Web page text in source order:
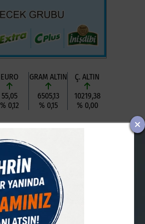
EURO
55,05
% 0,12
GRAM ALTIN
6505,13
% 0,15
Ç. ALTIN
10219,38
% 0,00